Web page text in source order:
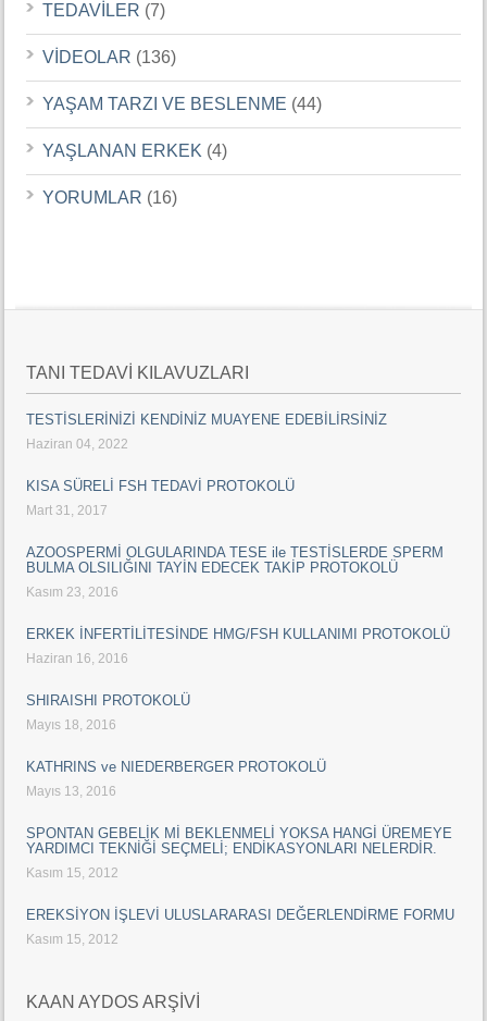
TEDAVİLER (7)
VİDEOLAR (136)
YAŞAM TARZI VE BESLENME (44)
YAŞLANAN ERKEK (4)
YORUMLAR (16)
TANI TEDAVİ KILAVUZLARI
TESTİSLERİNİZİ KENDİNİZ MUAYENE EDEBİLİRSİNİZ
Haziran 04, 2022
KISA SÜRELİ FSH TEDAVİ PROTOKOLÜ
Mart 31, 2017
AZOOSPERMİ OLGULARINDA TESE ile TESTİSLERDE SPERM
BULMA OLSILIĞINI TAYİN EDECEK TAKİP PROTOKOLÜ
Kasım 23, 2016
ERKEK İNFERTİLİTESİNDE HMG/FSH KULLANIMI PROTOKOLÜ
Haziran 16, 2016
SHIRAISHI PROTOKOLÜ
Mayıs 18, 2016
KATHRINS ve NIEDERBERGER PROTOKOLÜ
Mayıs 13, 2016
SPONTAN GEBELİK Mİ BEKLENMELİ YOKSA HANGİ ÜREMEYE
YARDIMCI TEKNİĞİ SEÇMELİ; ENDİKASYONLARI NELERDİR.
Kasım 15, 2012
EREKSİYON İŞLEVİ ULUSLARARASI DEĞERLENDİRME FORMU
Kasım 15, 2012
KAAN AYDOS ARŞİVİ